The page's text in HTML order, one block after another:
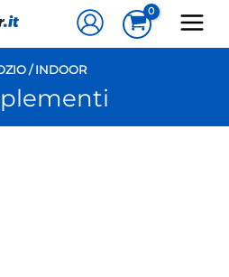
/INDOOR